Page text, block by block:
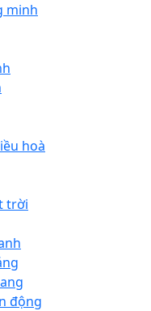
minh
hoà
trời
động